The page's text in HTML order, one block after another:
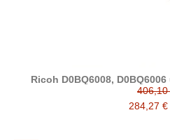
Ricoh D0BQ6008,
406,10
284,27 €